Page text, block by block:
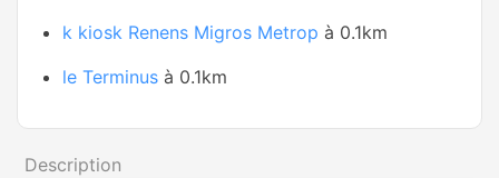
k kiosk Renens Migros Metrop à 0.1km
le Terminus à 0.1km
Description